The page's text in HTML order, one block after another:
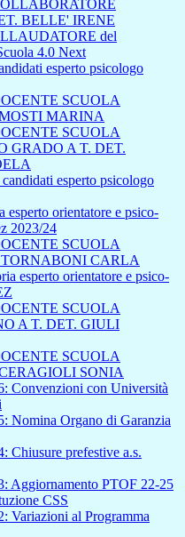
BELLE' IRENE
del
4.0 Next
esperto psicologo
SCUOLA
MARINA
SCUOLA
GRADO A T. DET.
esperto psicologo
orientatore e psico-
2023/24
SCUOLA
CARLA
esperto orientatore e psico-
SCUOLA
A T. DET. GIULI
SCUOLA
SONIA
Convenzioni con Università
Nomina Organo di Garanzia
Chiusure prefestive a.s.
Aggiornamento PTOF 22-25
CSS
Variazioni al Programma